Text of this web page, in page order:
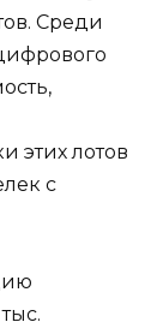
Среди
этих лотов
с